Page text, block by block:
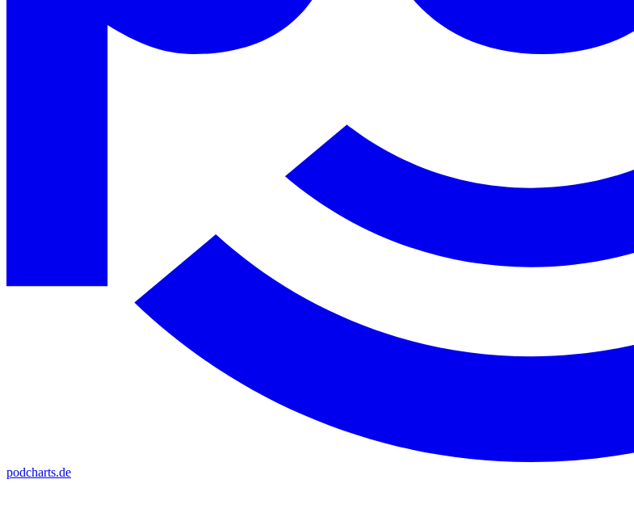
podcharts.de